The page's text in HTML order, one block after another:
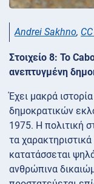
Andrei Sakhno,
Στοιχείο 8: Το
ανεπτυγμένη
Έχει μακρά
δημοκρατικών
1975. Η πολιτική
τα
κατατάσσεται
ανθρώπινα